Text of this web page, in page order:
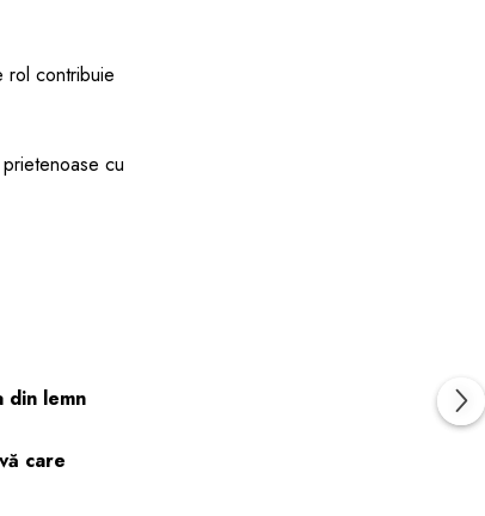
rol contribuie
cu
din lemn
care